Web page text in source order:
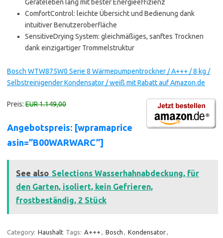
Geräteleben lang mit bester Energieeffizienz
ComfortControl: leichte Übersicht und Bedienung dank
intuitiver Benutzeroberfläche
SensitiveDrying System: gleichmäßiges, sanftes Trocknen
dank einzigartiger Trommelstruktur
Bosch WTW875W0 Serie 8 Wärmepumpentrockner / A+++ / 8 kg /
Selbstreinigender Kondensator / weiß mit Rabatt auf Amazon.de
Preis: EUR 1.149,00
Angebotspreis: [wpramaprice
asin=”B00WARWARC”]
See also Selections Wasserhahnabdeckung, für
den Garten, isoliert, kein Gefrieren,
frostbeständig, 2 Stück
Category: Haushalt Tags: A+++ , Bosch , Kondensator,